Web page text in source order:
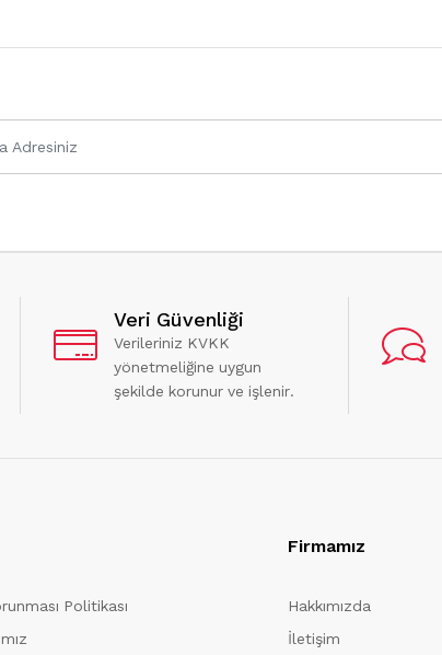
Veri Güvenliği
Verileriniz KVKK
yönetmeliğine uygun
şekilde korunur ve işlenir.
Politikası
Firmamız
Hakkımızda
İletişim